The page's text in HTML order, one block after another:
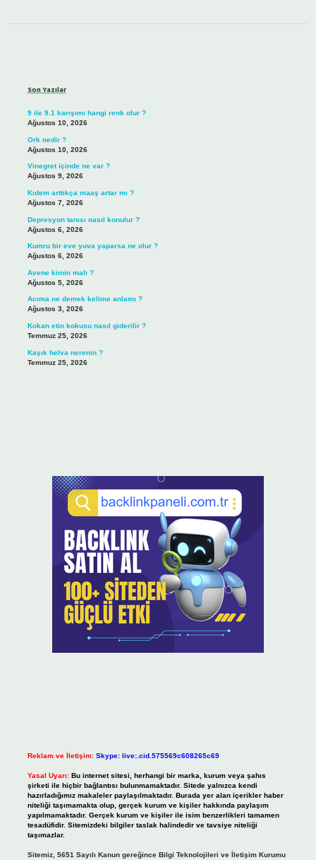
Son Yazılar
9 ile 9.1 karışımı hangi renk olur ?
Ağustos 10, 2026
Ork nedir ?
Ağustos 10, 2026
Vinegret içinde ne var ?
Ağustos 9, 2026
Kıdem arttıkça maaş artar mı ?
Ağustos 7, 2026
Depresyon tanısı nasıl konulur ?
Ağustos 6, 2026
Kumru bir eve yuva yaparsa ne olur ?
Ağustos 6, 2026
Avene kimin malı ?
Ağustos 5, 2026
Acıma ne demek kelime anlamı ?
Ağustos 3, 2026
Kokan etin kokusu nasıl giderilir ?
Temmuz 25, 2026
Kaşık helva nerenin ?
Temmuz 25, 2026
Reklam ve İletişim: Skype: live:.cid.575569c608265c69
Yasal Uyarı: Bu internet sitesi, herhangi bir marka, kurum veya şahıs
şirketi ile hiçbir bağlantısı bulunmamaktadır. Sitede yalnızca kendi
hazırladığımız makaleler paylaşılmaktadır. Burada yer alan içerikler haber
niteliği taşımamakta olup, gerçek kurum ve kişiler hakkında paylaşım
yapılmamaktadır. Gerçek kurum ve kişiler ile isim benzerlikleri tamamen
tesadüfidir. Sitemizdeki bilgiler taslak halindedir ve tavsiye niteliği
taşımazlar.
Sitemiz, 5651 Sayılı Kanun gereğince Bilgi Teknolojileri ve İletişim Kurumu